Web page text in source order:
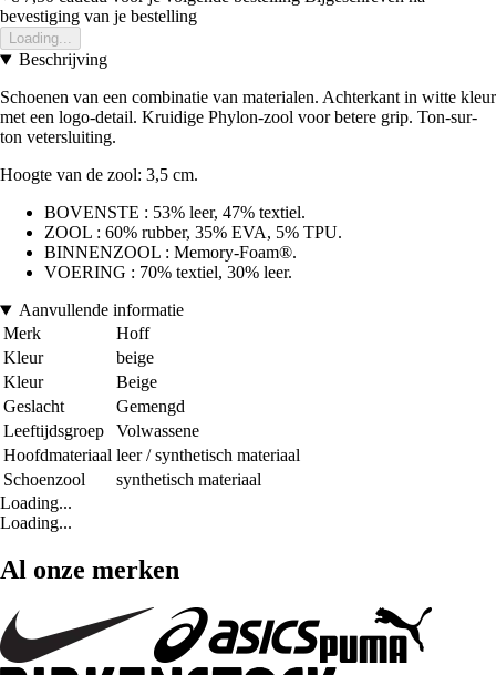
bevestiging van je bestelling
Loading...
Beschrijving
Schoenen van een combinatie van materialen. Achterkant in witte kleur
met een logo-detail. Kruidige Phylon-zool voor betere grip. Ton-sur-
ton vetersluiting.
Hoogte van de zool: 3,5 cm.
BOVENSTE : 53% leer, 47% textiel.
ZOOL : 60% rubber, 35% EVA, 5% TPU.
BINNENZOOL : Memory-Foam®.
VOERING : 70% textiel, 30% leer.
Aanvullende informatie
Merk
Hoff
Kleur
beige
Kleur
Beige
Geslacht
Gemengd
Leeftijdsgroep
Volwassene
Hoofdmateriaal leer / synthetisch materiaal
Schoenzool
synthetisch materiaal
Loading...
Loading...
Al onze merken